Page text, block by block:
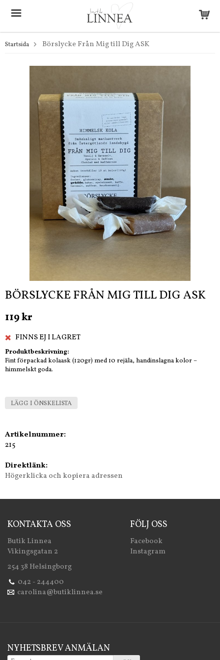
Startsida Börslycke Från Mig till Dig ASK
BÖRSLYCKE FRÅN MIG TILL DIG ASK
119 kr
FINNS EJ I LAGRET
Produktbeskrivning:
Fint förpackad kolaask (120gr) med 10 rejäla, handinslagna kolor –
himmelskt goda.
LÄGG I ÖNSKELISTA
Artikelnummer:
215
Direktlänk:
Högerklicka och kopiera adressen
KONTAKTA OSS
Butik Linnea
Vikingsgatan 2
254 38 Helsingborg
042 - 244400
carolina@butiklinnea.se
FÖLJ OSS
Facebook
Instagram
NYHETSBREV ANMÄLAN